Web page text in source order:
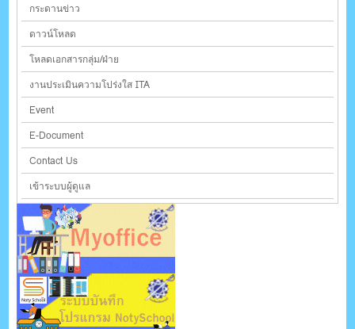
กระดานข่าว
ดาวน์โหลด
โหลดเอกสารกลุ่ม/ฝ่าย
งานประเมินความโปร่งใส ITA
Event
E-Document
Contact Us
เข้าระบบผู้ดูแล